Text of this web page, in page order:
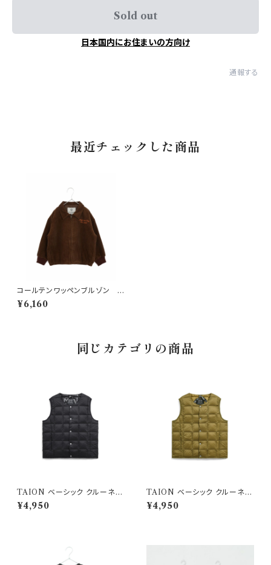
Sold out
日本国内にお住まいの方向け
通報する
最近チェックした商品
コールテンワッペンブルゾン ブ
ラウン 150-160
¥6,160
同じカテゴリの商品
TAION ベーシック クルーネッ
ク インナーダウンベスト ブラッ
ク
¥4,950
TAION ベーシック クルーネッ
ク インナーダウンベスト ベージ
ュ
¥4,950